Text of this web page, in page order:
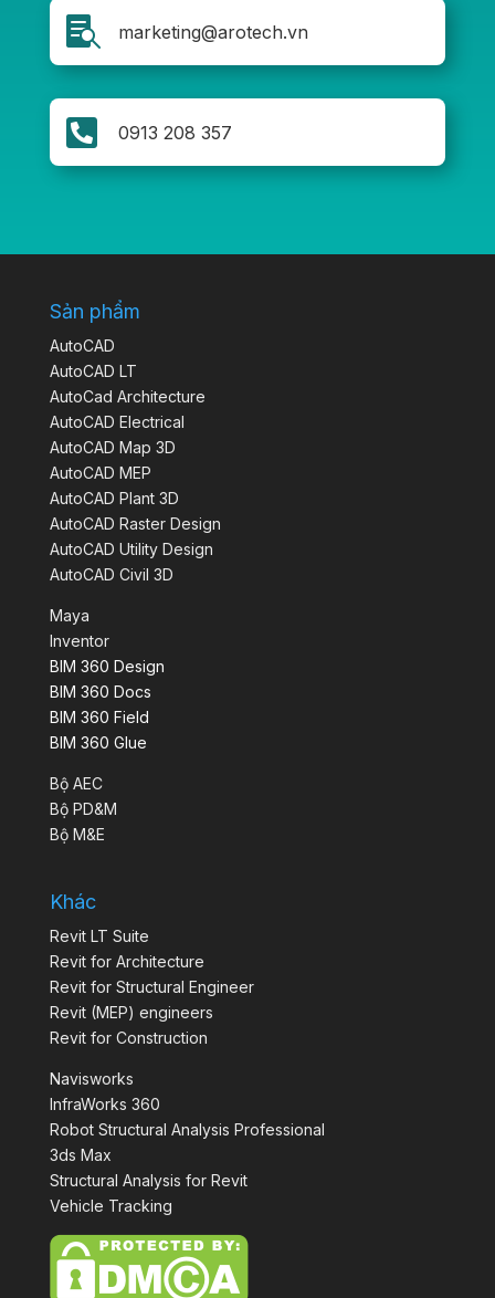
 marketing@arotech.vn
 0913 208 357
Sản phẩm
AutoCAD
AutoCAD LT
AutoCad Architecture
AutoCAD Electrical
AutoCAD Map 3D
AutoCAD MEP
AutoCAD Plant 3D
AutoCAD Raster Design
AutoCAD Utility Design
AutoCAD Civil 3D
Maya
Inventor
BIM 360 Design
BIM 360 Docs
BIM 360 Field
BIM 360 Glue
Bộ AEC
Bộ PD&M
Bộ M&E
Khác
Revit LT Suite
Revit for Architecture
Revit for Structural Engineer
Revit (MEP) engineers
Revit for Construction
Navisworks
InfraWorks 360
Robot Structural Analysis Professional
3ds Max
Structural Analysis for Revit
Vehicle Tracking